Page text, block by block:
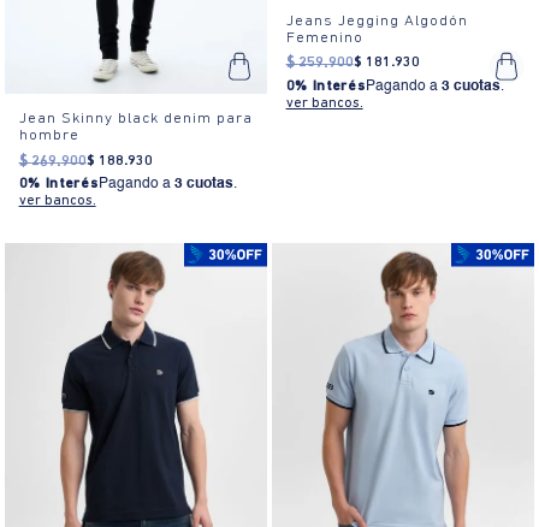
Jean Skinny black denim para
hombre
$ 269.900$ 188.930
0% Interés Pagando a 3 cuotas.
ver bancos.
Jeans Jegging Algodón
Femenino
$ 259.900$ 181 .930
0% Interés Pagando a 3 cuotas.
ver bancos.